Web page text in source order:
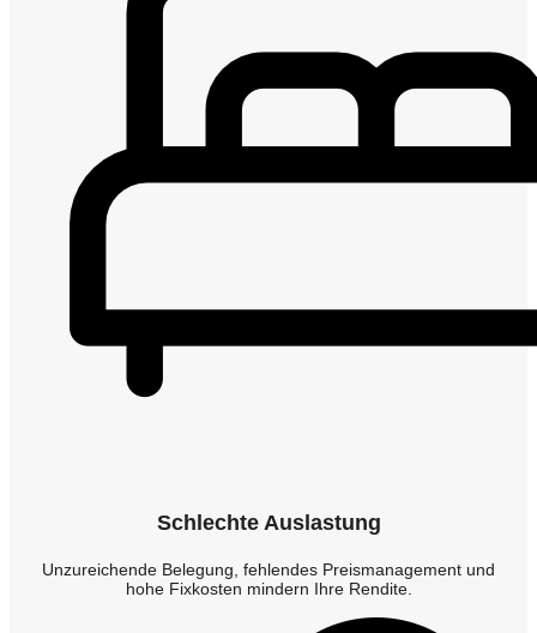
Schlechte Auslastung
Unzureichende Belegung, fehlendes Preismanagement und
hohe Fixkosten mindern Ihre Rendite.